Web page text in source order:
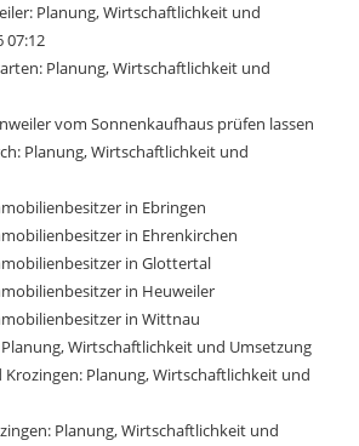
Planung, Wirtschaftlichkeit und
07:12
Planung, Wirtschaftlichkeit und
vom Sonnenkaufhaus prüfen lassen
Planung, Wirtschaftlichkeit und
in Ebringen
in Ehrenkirchen
in Glottertal
in Heuweiler
in Wittnau
Planung, Wirtschaftlichkeit und Umsetzung
Krozingen: Planung, Wirtschaftlichkeit und
Planung, Wirtschaftlichkeit und